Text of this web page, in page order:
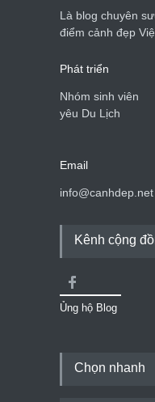
Là blog chuyên
điểm cảnh đẹp
Phát triển
Nhóm sinh viên
yêu Du Lịch
Email
info@canhdep.net
Kênh cộng
Ủng hộ Blog
Chọn nhanh